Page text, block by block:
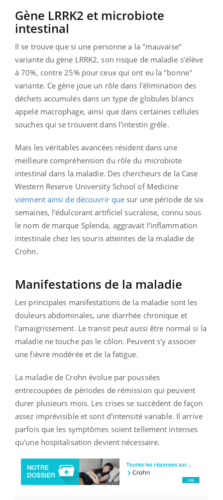
Gène LRRK2 et microbiote
intestinal
Il se trouve que si une personne a la "mauvaise"
variante du gène LRRK2, son risque de maladie s’élève
à 70%, contre 25% pour ceux qui ont eu la "bonne"
variante. Ce gène joue un rôle dans l'élimination des
déchets accumulés dans un type de globules blancs
appelé macrophage, ainsi que dans certaines cellules
souches qui se trouvent dans l'intestin grêle.
Mais les véritables avancées résident dans une
meilleure compréhension du rôle du microbiote
intestinal dans la maladie. Des chercheurs de la Case
Western Reserve University School of Medicine
viennent ainsi de découvrir que sur une période de six
semaines, l'édulcorant artificiel sucralose, connu sous
le nom de marque Splenda, aggravait l'inflammation
intestinale chez les souris atteintes de la maladie de
Crohn.
Manifestations de la maladie
Les principales manifestations de la maladie sont les
douleurs abdominales, une diarrhée chronique et
l'amaigrissement. Le transit peut aussi être normal si la
maladie ne touche pas le côlon. Peuvent s'y associer
une fièvre modérée et de la fatigue.
La maladie de Crohn évolue par poussées
entrecoupées de périodes de rémission qui peuvent
durer plusieurs mois. Les crises se succèdent de façon
assez imprévisible et sont d'intensité variable. Il arrive
parfois que les symptômes soient tellement intenses
qu'une hospitalisation devient nécessaire.